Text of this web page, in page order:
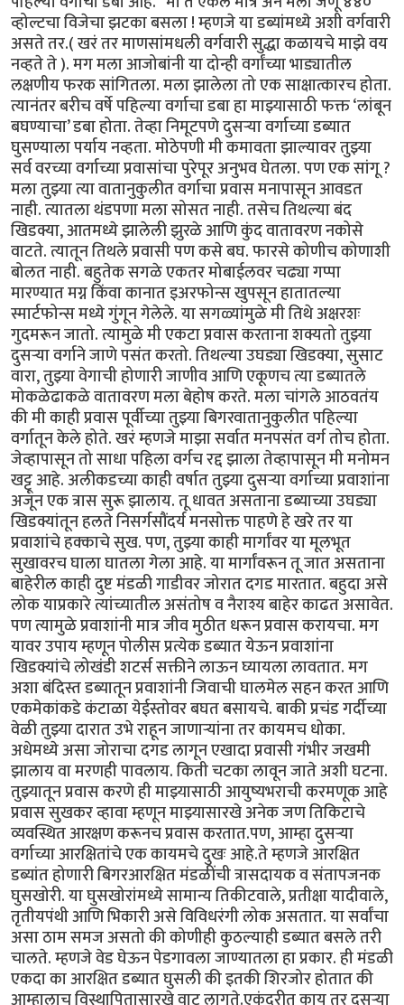
व्होल्टचा विजेचा झटका बसला ! म्हणजे या डब्यांमध्ये अशी वर्गवारी
असते तर.( खरं तर माणसांमधली वर्गवारी सुद्धा कळायचे माझे वय
नव्हते ते ). मग मला आजोबांनी या दोन्ही वर्गांच्या भाड्यातील
लक्षणीय फरक सांगितला. मला झालेला तो एक साक्षात्कारच होता.
त्यानंतर बरीच वर्षे पहिल्या वर्गाचा डबा हा माझ्यासाठी फक्त ‘लांबून
बघण्याचा’ डबा होता. तेव्हा निमूटपणे दुसऱ्या वर्गाच्या डब्यात
घुसण्याला पर्याय नव्हता. मोठेपणी मी कमावता झाल्यावर तुझ्या
सर्व वरच्या वर्गाच्या प्रवासांचा पुरेपूर अनुभव घेतला. पण एक सांगू ?
मला तुझ्या त्या वातानुकुलीत वर्गाचा प्रवास मनापासून आवडत
नाही. त्यातला थंडपणा मला सोसत नाही. तसेच तिथल्या बंद
खिडक्या, आतमध्ये झालेली झुरळे आणि कुंद वातावरण नकोसे
वाटते. त्यातून तिथले प्रवासी पण कसे बघ. फारसे कोणीच कोणाशी
बोलत नाही. बहुतेक सगळे एकतर मोबाईलवर चढ्या गप्पा
मारण्यात मग्न किंवा कानात इअरफोन्स खुपसून हातातल्या
स्मार्टफोन्स मध्ये गुंगून गेलेले. या सगळ्यांमुळे मी तिथे अक्षरशः
गुदमरून जातो. त्यामुळे मी एकटा प्रवास करताना शक्यतो तुझ्या
दुसऱ्या वर्गाने जाणे पसंत करतो. तिथल्या उघड्या खिडक्या, सुसाट
वारा, तुझ्या वेगाची होणारी जाणीव आणि एकूणच त्या डब्यातले
मोकळेढाकळे वातावरण मला बेहोष करते. मला चांगले आठवतंय
की मी काही प्रवास पूर्वीच्या तुझ्या बिगरवातानुकुलीत पहिल्या
वर्गातून केले होते. खरं म्हणजे माझा सर्वात मनपसंत वर्ग तोच होता.
जेव्हापासून तो साधा पहिला वर्गच रद्द झाला तेव्हापासून मी मनोमन
खट्टू आहे. अलीकडच्या काही वर्षात तुझ्या दुसऱ्या वर्गाच्या प्रवाशांना
अजून एक त्रास सुरू झालाय. तू धावत असताना डब्याच्या उघड्या
खिडक्यांतून हलते निसर्गसौंदर्य मनसोक्त पाहणे हे खरे तर या
प्रवाशांचे हक्काचे सुख. पण, तुझ्या काही मार्गांवर या मूलभूत
सुखावरच घाला घातला गेला आहे. या मार्गांवरून तू जात असताना
बाहेरील काही दुष्ट मंडळी गाडीवर जोरात दगड मारतात. बहुदा असे
लोक याप्रकारे त्यांच्यातील असंतोष व नैराश्य बाहेर काढत असावेत.
पण त्यामुळे प्रवाशांनी मात्र जीव मुठीत धरून प्रवास करायचा. मग
यावर उपाय म्हणून पोलीस प्रत्येक डब्यात येऊन प्रवाशांना
खिडक्यांचे लोखंडी शटर्स सक्तीने लाऊन घ्यायला लावतात. मग
अशा बंदिस्त डब्यातून प्रवाशांनी जिवाची घालमेल सहन करत आणि
एकमेकांकडे कंटाळा येईस्तोवर बघत बसायचे. बाकी प्रचंड गर्दीच्या
वेळी तुझ्या दारात उभे राहून जाणाऱ्यांना तर कायमच धोका.
अधेमध्ये असा जोराचा दगड लागून एखादा प्रवासी गंभीर जखमी
झालाय वा मरणही पावलाय. किती चटका लावून जाते अशी घटना.
तुझ्यातून प्रवास करणे ही माझ्यासाठी आयुष्यभराची करमणूक आहे
प्रवास सुखकर व्हावा म्हणून माझ्यासारखे अनेक जण तिकिटाचे
व्यवस्थित आरक्षण करूनच प्रवास करतात.पण, आम्हा दुसऱ्या
वर्गाच्या आरक्षितांचे एक कायमचे दुखः आहे.ते म्हणजे आरक्षित
डब्यांत होणारी बिगरआरक्षित मंडळींची त्रासदायक व संतापजनक
घुसखोरी. या घुसखोरांमध्ये सामान्य तिकीटवाले, प्रतीक्षा यादीवाले,
तृतीयपंथी आणि भिकारी असे विविधरंगी लोक असतात. या सर्वांचा
असा ठाम समज असतो की कोणीही कुठल्याही डब्यात बसले तरी
चालते. म्हणजे वेड घेऊन पेडगावला जाण्यातला हा प्रकार. ही मंडळी
एकदा का आरक्षित डब्यात घुसली की इतकी शिरजोर होतात की